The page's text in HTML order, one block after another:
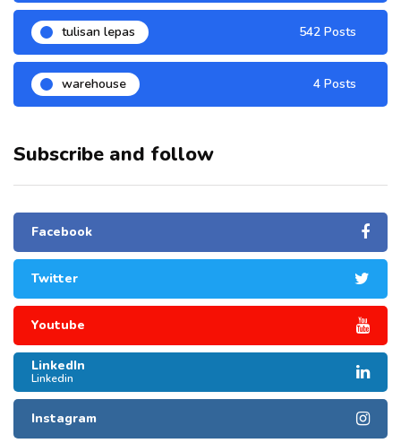
tulisan lepas 542 Posts
warehouse 4 Posts
Subscribe and follow
Facebook
Twitter
Youtube
LinkedIn
Linkedin
Instagram